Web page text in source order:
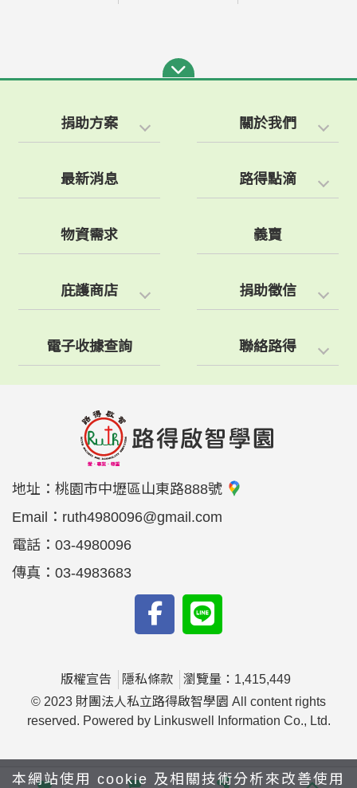
捐助方案 關於我們
最新消息 路得點滴
物資需求 義賣
庇護商店 捐助徵信
電子收據查詢 聯絡路得
地址： 桃園市中壢區山東路888號
Email： ruth4980096@gmail.com
電話： 03-4980096
傳真： 03-4983683
版權宣告 隱私條款
瀏覽量：1,415,449
© 2023 財團法人私立路得啟智學園 All content rights
reserved. Powered by Linkuswell Information Co., Ltd.
本網站使用 cookie 及相關技術分析來改善使用